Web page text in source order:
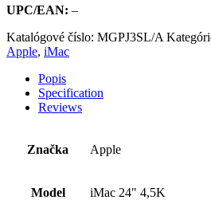
UPC/EAN: –
Katalógové číslo: MGPJ3SL/A
Apple, iMac
Popis
Specification
Reviews
Značka Apple
Model iMac 24" 4,5K